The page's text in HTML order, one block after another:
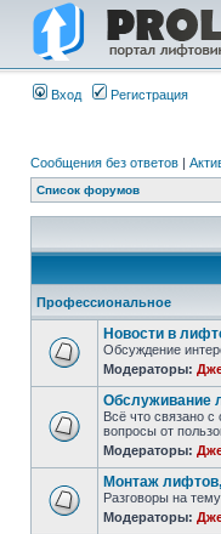
Вход Регистрация
Сообщения без ответов |
Список форумов
Профессиональное
Новости в
Обсуждение
Модераторы:
Обслуживание
Всё что связано
вопросы от
Модераторы:
Монтаж
Разговоры на
Модераторы: